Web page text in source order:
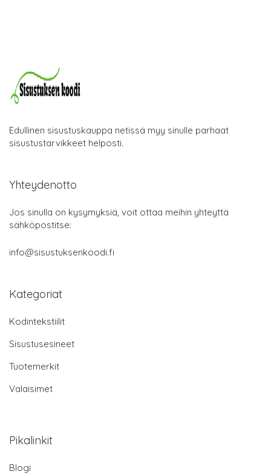
Edullinen sisustuskauppa netissä myy sinulle parhaat
sisustustarvikkeet helposti.
Yhteydenotto
Jos sinulla on kysymyksiä, voit ottaa meihin yhteyttä
sähköpostitse:
info@sisustuksenkoodi.fi
Kategoriat
Kodintekstiilit
Sisustusesineet
Tuotemerkit
Valaisimet
Pikalinkit
Blogi